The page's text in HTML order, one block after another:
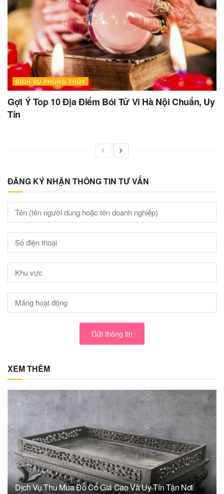
DỊCH VỤ PHONG THỦY
Gợi Ý Top 10 Địa Điểm Bói Tử Vi Hà Nội Chuẩn, Uy
Tín
ĐĂNG KÝ NHẬN THÔNG TIN TƯ VẤN
Gửi thông tin
XEM THÊM
Dịch Vụ Thu Mua Đồ Cổ Giá Cao Và Uy Tín Tận Nơi